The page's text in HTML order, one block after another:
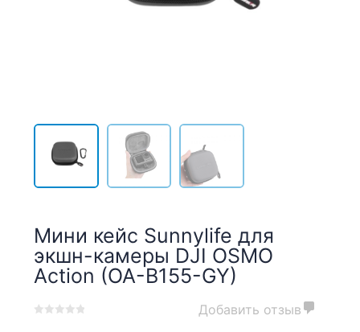
Мини кейс Sunnylife для
экшн-камеры DJI OSMO
Action (OA-B155-GY)
Добавить отзыв